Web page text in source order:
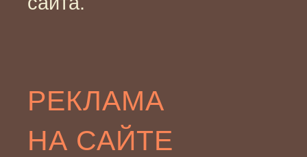
РЕКЛАМА
НА САЙТЕ